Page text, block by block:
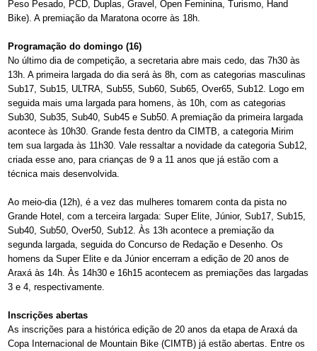
Peso Pesado, PCD, Duplas, Gravel, Open Feminina, Turismo, Hand
Bike). A premiação da Maratona ocorre às 18h.
Programação do domingo (16)
No último dia de competição, a secretaria abre mais cedo, das 7h30 às
13h. A primeira largada do dia será às 8h, com as categorias masculinas
Sub17, Sub15, ULTRA, Sub55, Sub60, Sub65, Over65, Sub12. Logo em
seguida mais uma largada para homens, às 10h, com as categorias
Sub30, Sub35, Sub40, Sub45 e Sub50. A premiação da primeira largada
acontece às 10h30. Grande festa dentro da CIMTB, a categoria Mirim
tem sua largada às 11h30. Vale ressaltar a novidade da categoria Sub12,
criada esse ano, para crianças de 9 a 11 anos que já estão com a
técnica mais desenvolvida.
Ao meio-dia (12h), é a vez das mulheres tomarem conta da pista no
Grande Hotel, com a terceira largada: Super Elite, Júnior, Sub17, Sub15,
Sub40, Sub50, Over50, Sub12. Às 13h acontece a premiação da
segunda largada, seguida do Concurso de Redação e Desenho. Os
homens da Super Elite e da Júnior encerram a edição de 20 anos de
Araxá às 14h. Às 14h30 e 16h15 acontecem as premiações das largadas
3 e 4, respectivamente.
Inscrições abertas
As inscrições para a histórica edição de 20 anos da etapa de Araxá da
Copa Internacional de Mountain Bike (CIMTB) já estão abertas. Entre os